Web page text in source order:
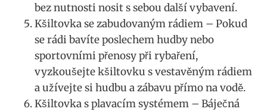
bez ​nutnosti nosit s sebou další vybavení.
Kšiltovka se zabudovaným rádiem – Pokud
se rádi bavíte poslechem hudby ‌nebo
sportovními přenosy při rybaření,
vyzkoušejte kšiltovku s vestavěným rádiem
a⁤ užívejte si hudbu⁣ a zábavu⁣ přímo na vodě.
Kšiltovka s plavacím systémem – Báječná⁤